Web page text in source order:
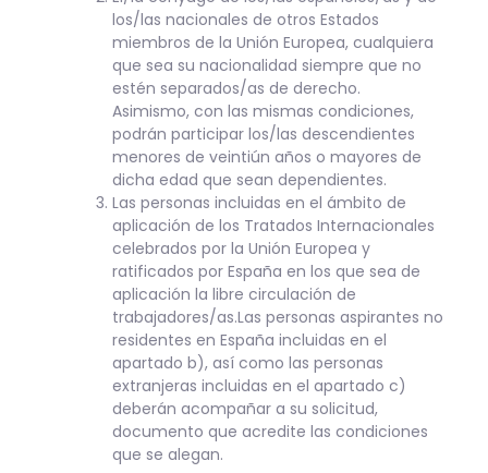
los/las nacionales de otros Estados
miembros de la Unión Europea, cualquiera
que sea su nacionalidad siempre que no
estén separados/as de derecho.
Asimismo, con las mismas condiciones,
podrán participar los/las descendientes
menores de veintiún años o mayores de
dicha edad que sean dependientes.
Las personas incluidas en el ámbito de
aplicación de los Tratados Internacionales
celebrados por la Unión Europea y
ratificados por España en los que sea de
aplicación la libre circulación de
trabajadores/as.Las personas aspirantes no
residentes en España incluidas en el
apartado b), así como las personas
extranjeras incluidas en el apartado c)
deberán acompañar a su solicitud,
documento que acredite las condiciones
que se alegan.